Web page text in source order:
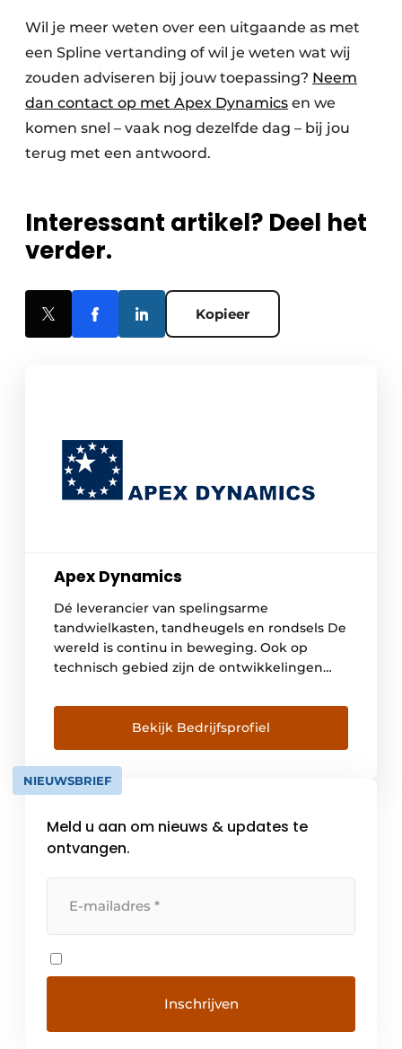
Wil je meer weten over een uitgaande as met
een Spline vertanding of wil je weten wat wij
zouden adviseren bij jouw toepassing? Neem
dan contact op met Apex Dynamics en we
komen snel – vaak nog dezelfde dag – bij jou
terug met een antwoord.
Interessant artikel? Deel het
verder.
Kopieer
Apex Dynamics
Dé leverancier van spelingsarme
tandwielkasten, tandheugels en rondsels De
wereld is continu in beweging. Ook op
technisch gebied zijn de ontwikkelingen
bijvoorbeeld automatisering en robotisering
zijn de innovaties van gisteren vandaag al
gemeengoed. Veel bedrijven zijn hierdoor
gevangen tussen een tekort aan personeel
met diep inhoudelijke kennis […]
Bekijk Bedrijfsprofiel
NIEUWSBRIEF
Meld u aan om nieuws & updates te
ontvangen.